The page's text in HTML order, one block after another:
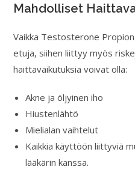
Mahdolliset
Vaikka Testosterone
etuja, siihen liittyy myös
haittavaikutuksia voivat olla:
Akne ja öljyinen iho
Hiustenlähtö
Mielialan vaihtelut
Kaikkia käyttöön liittyviä
lääkärin kanssa.